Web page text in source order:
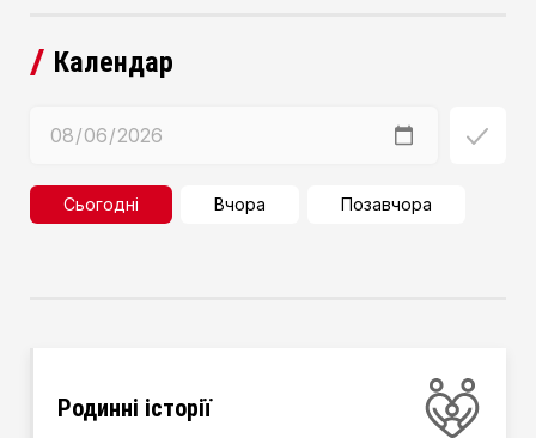
Календар
Сьогодні Вчора Позавчора
Родинні історії